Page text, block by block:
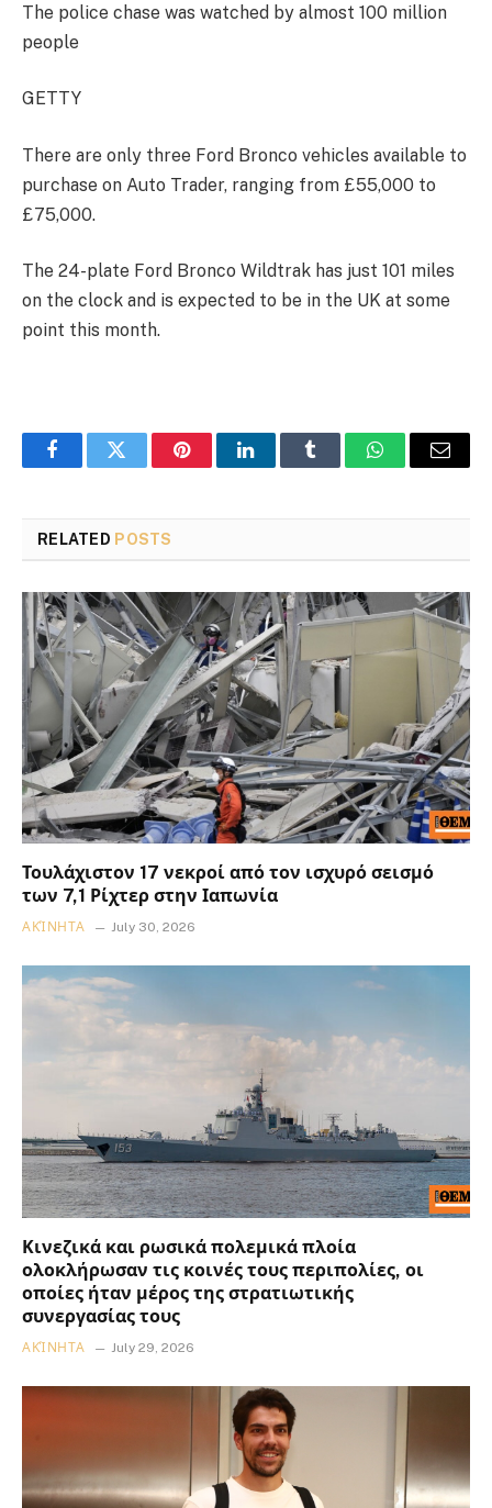
The police chase was watched by almost 100 million
people
GETTY
There are only three Ford Bronco vehicles available to
purchase on Auto Trader, ranging from £55,000 to
£75,000.
The 24-plate Ford Bronco Wildtrak has just 101 miles
on the clock and is expected to be in the UK at some
point this month.
FacebookTwitter PinterestLinkedInTumblr WhatsAppEmail
RELATED POSTS
Τουλάχιστον 17 νεκροί από τον ισχυρό σεισμό
των 7,1 Ρίχτερ στην Ιαπωνία
ΑΚΊΝΗΤΑ July 30, 2026
Κινεζικά και ρωσικά πολεμικά πλοία
ολοκλήρωσαν τις κοινές τους περιπολίες, οι
οποίες ήταν μέρος της στρατιωτικής
συνεργασίας τους
ΑΚΊΝΗΤΑ July 29, 2026